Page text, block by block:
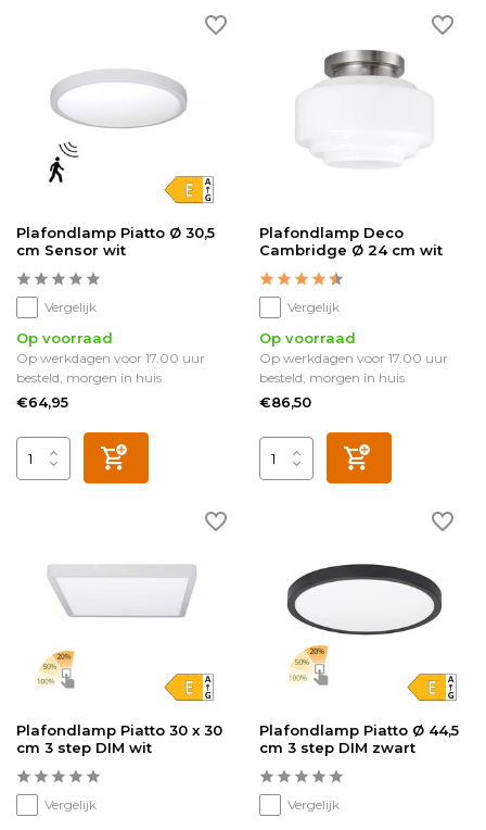
Plafondlamp Piatto Ø 30,5
cm Sensor wit
Vergelijk
Op voorraad
Op werkdagen voor 17.00 uur
besteld, morgen in huis
€64,95
Plafondlamp Deco
Cambridge Ø 24 cm wit
Vergelijk
Op voorraad
Op werkdagen voor 17.00 uur
besteld, morgen in huis
€86,50
Plafondlamp Piatto 30 x 30
cm 3 step DIM wit
Vergelijk
Plafondlamp Piatto Ø 44,5
cm 3 step DIM zwart
Vergelijk